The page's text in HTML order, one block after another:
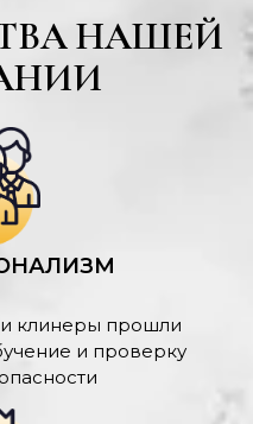
НАШЕЙ
клинеры прошли
и проверку